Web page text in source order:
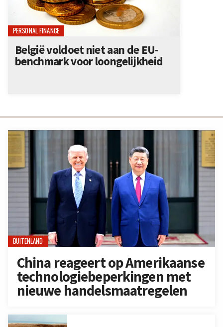
BUITENLAND
China reageert op Amerikaanse
technologiebeperkingen met
nieuwe handelsmaatregelen
PERSONAL FINANCE
België voldoet niet aan de EU-
benchmark voor loongelijkheid